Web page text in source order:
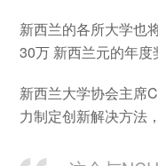
新西兰的各所大学也
30万 新西兰元的年度
新西兰大学协会主席
力制定创新解决方法